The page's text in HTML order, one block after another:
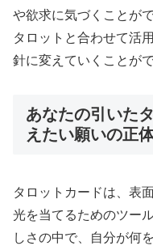
や欲求に気づくことが
タロットと合わせて活
針に変えていくことが
あなたの引いた
えたい願いの正
タロットカードは、表
光を当てるためのツー
しさの中で、自分が何